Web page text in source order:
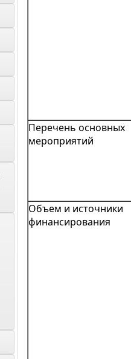
Перечень основных
мероприятий
Объем и источники
финансирования